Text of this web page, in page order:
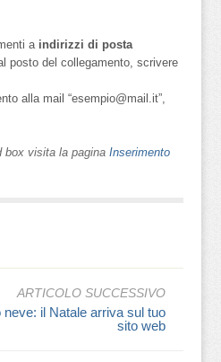
a indirizzi di posta
posto del collegamento, scrivere
alla mail “esempio@mail.it”,
box visita la pagina Inserimento
ARTICOLO SUCCESSIVO
neve: il Natale arriva sul tuo
sito web